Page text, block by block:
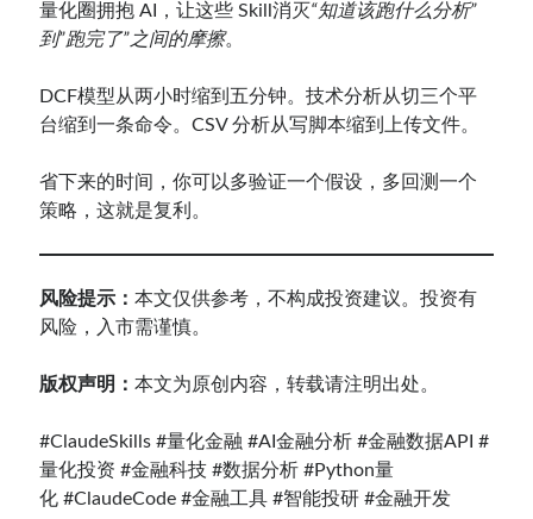
量化圈拥抱 AI，让这些 Skill消灭“知道该跑什么分析”
到”跑完了”之间的摩擦。
DCF模型从两小时缩到五分钟。技术分析从切三个平
台缩到一条命令。CSV 分析从写脚本缩到上传文件。
省下来的时间，你可以多验证一个假设，多回测一个
策略，这就是复利。
风险提示：本文仅供参考，不构成投资建议。投资有
风险，入市需谨慎。
版权声明：本文为原创内容，转载请注明出处。
#ClaudeSkills #量化金融 #AI金融分析 #金融数据API #
量化投资 #金融科技 #数据分析 #Python量
化 #ClaudeCode #金融工具 #智能投研 #金融开发